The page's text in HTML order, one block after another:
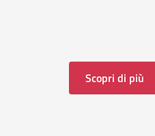
Scopri di più